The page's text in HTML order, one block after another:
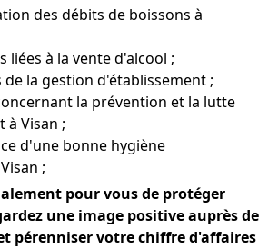
des débits de boissons à
liées à la vente d'alcool ;
la gestion d'établissement ;
la prévention et la lutte
à Visan ;
d'une bonne hygiène
;
pour vous de protéger
une image positive auprès de
pérenniser votre chiffre d'affaires